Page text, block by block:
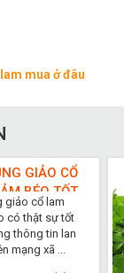
mua ở đâu
GIẢO CỔ
BÉO TỐT
giảo cổ lam
có thật sự tốt
thông tin lan
mạng xã ...